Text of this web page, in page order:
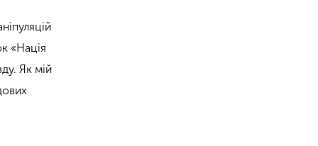
«Нація
Як мій